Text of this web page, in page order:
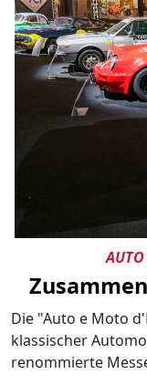
Die "Auto e Moto
klassischer
renommierte